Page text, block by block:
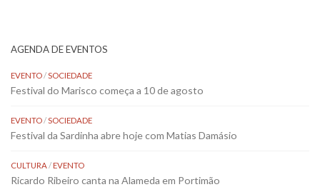
AGENDA DE EVENTOS
EVENTO / SOCIEDADE
Festival do Marisco começa a 10 de agosto
EVENTO / SOCIEDADE
Festival da Sardinha abre hoje com Matias Damásio
CULTURA /EVENTO
Ricardo Ribeiro canta na Alameda em Portimão